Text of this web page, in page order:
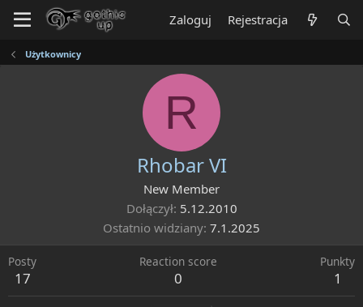
Zaloguj Rejestracja
Użytkownicy
R
Rhobar VI
New Member
Dołączył 5.12.2010
Ostatnio widziany 7.1.2025
Posty
17
Reaction score
0
Punkty
1